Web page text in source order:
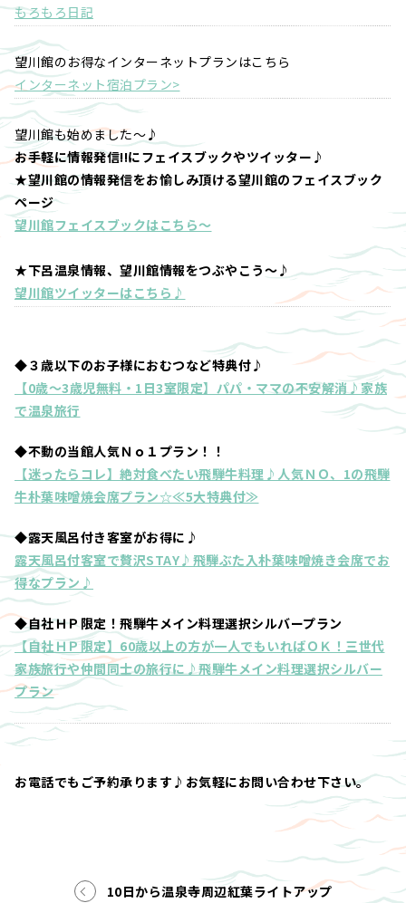
もろもろ日記
望川館のお得なインターネットプランはこちら
インターネット宿泊プラン>
望川館も始めました～♪
お手軽に情報発信!!にフェイスブックやツイッター♪
★望川館の情報発信をお愉しみ頂ける望川館のフェイスブック
ページ
望川館フェイスブックはこちら～
★下呂温泉情報、望川館情報をつぶやこう～♪
望川館ツイッターはこちら♪
◆３歳以下のお子様におむつなど特典付♪
【0歳～3歳児無料・1日3室限定】パパ・ママの不安解消♪家族
で温泉旅行
◆不動の当館人気Ｎｏ１プラン！！
【迷ったらコレ】絶対食べたい飛騨牛料理♪人気ＮＯ、1の飛騨
牛朴葉味噌焼会席プラン☆≪5大特典付≫
◆露天風呂付き客室がお得に♪
露天風呂付客室で贅沢STAY♪飛騨ぶた入朴葉味噌焼き会席でお
得なプラン♪
◆自社ＨＰ限定！飛騨牛メイン料理選択シルバープラン
【自社ＨＰ限定】60歳以上の方が一人でもいればＯＫ！三世代
家族旅行や仲間同士の旅行に♪飛騨牛メイン料理選択シルバー
プラン
お電話でもご予約承ります♪お気軽にお問い合わせ下さい。
10日から温泉寺周辺紅葉ライトアップ